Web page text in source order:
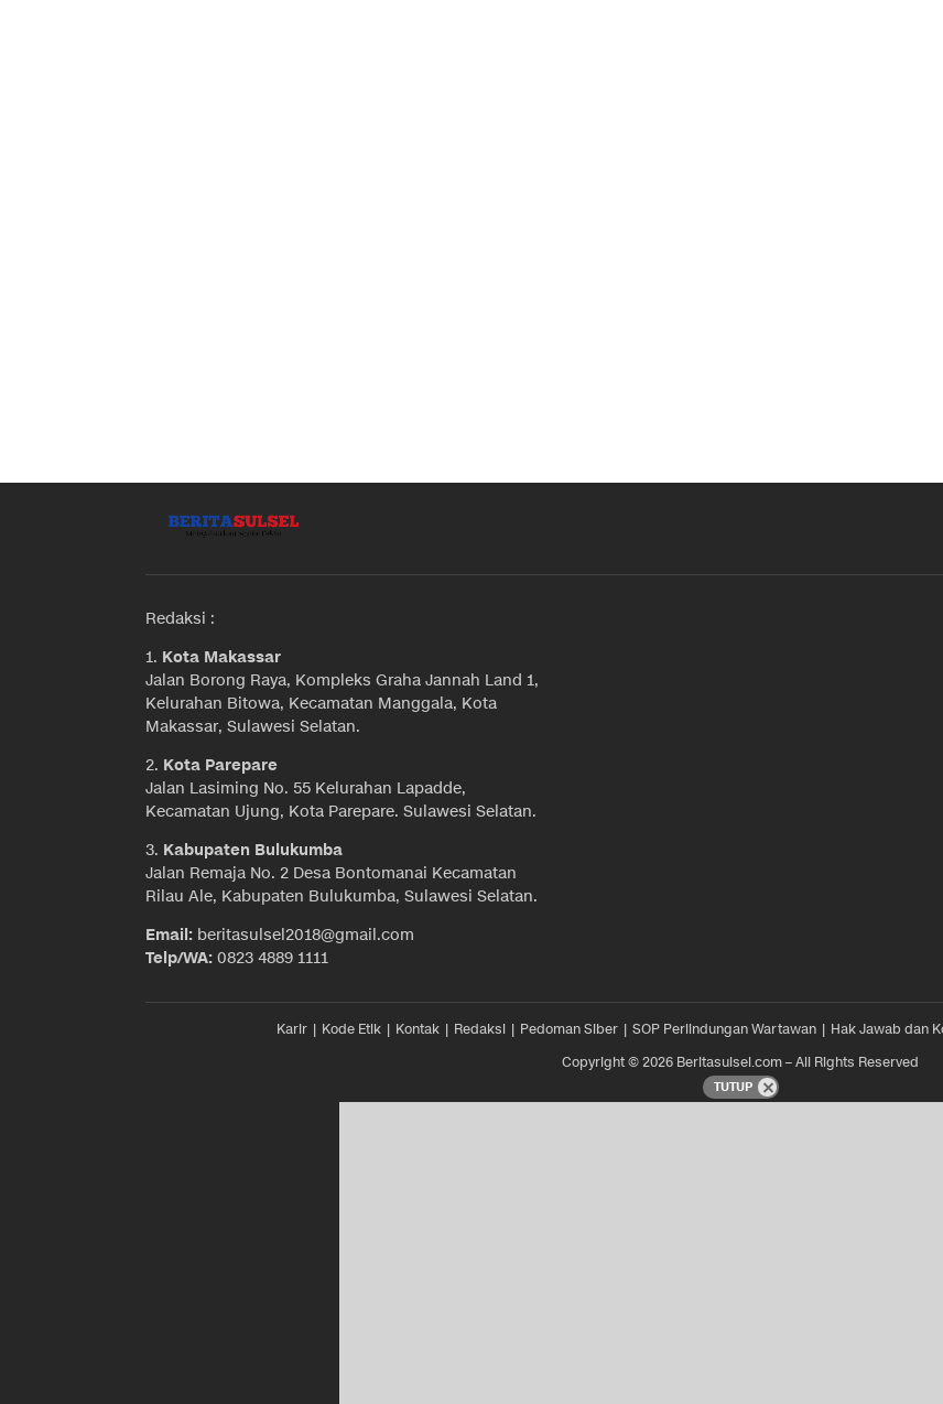
Redaksi :
1. Kota Makassar
Jalan Borong Raya, Kompleks Graha Jannah Land 1,
Kelurahan Bitowa, Kecamatan Manggala, Kota
Makassar, Sulawesi Selatan.
2. Kota Parepare
Jalan Lasiming No. 55 Kelurahan Lapadde,
Kecamatan Ujung, Kota Parepare. Sulawesi Selatan.
3. Kabupaten Bulukumba
Jalan Remaja No. 2 Desa Bontomanai Kecamatan
Rilau Ale, Kabupaten Bulukumba, Sulawesi Selatan.
Email: beritasulsel2018@gmail.com
Telp/WA: 0823 4889 1111
Karir Kode Etik Kontak Redaksi Pedoman Siber SOP Perlindungan Wartawan Hak Jawab dan
Copyright © 2026 Beritasulsel.com – All Rights Reserved
TUTUP